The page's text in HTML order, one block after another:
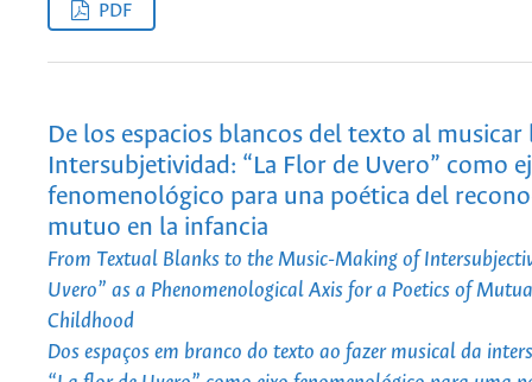
PDF
De los espacios blancos del texto al musicar
Intersubjetividad: “La Flor de Uvero” como
fenomenológico para una poética del
mutuo en la infancia
From Textual Blanks to the Music-Making of
Uvero” as a Phenomenological Axis for a Poetics of
Childhood
Dos espaços em branco do texto ao fazer musical da